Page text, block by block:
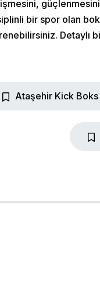
güçlenmesini
bir spor olan
Detaylı
Ataşehir Kick